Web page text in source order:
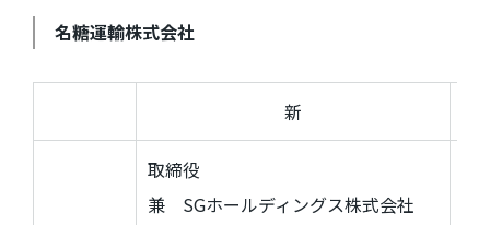
名糖運輸株式会社
新
取締役
兼 SGホールディングス株式会社